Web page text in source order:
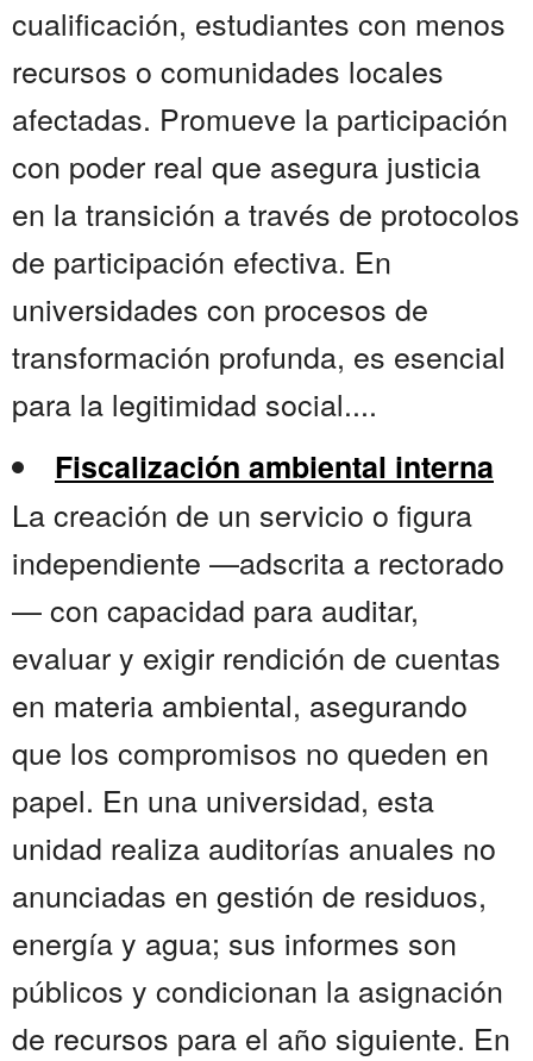
cualificación, estudiantes con menos
recursos o comunidades locales
afectadas. Promueve la participación
con poder real que asegura justicia
en la transición a través de protocolos
de participación efectiva. En
universidades con procesos de
transformación profunda, es esencial
para la legitimidad social....
Fiscalización ambiental interna
La creación de un servicio o figura
independiente —adscrita a rectorado
— con capacidad para auditar,
evaluar y exigir rendición de cuentas
en materia ambiental, asegurando
que los compromisos no queden en
papel. En una universidad, esta
unidad realiza auditorías anuales no
anunciadas en gestión de residuos,
energía y agua; sus informes son
públicos y condicionan la asignación
de recursos para el año siguiente. En